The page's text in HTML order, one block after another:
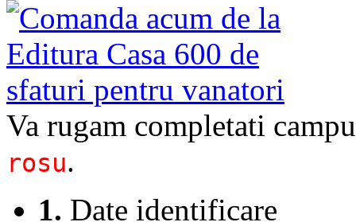
Va rugam completati
rosu.
1. Date identificare